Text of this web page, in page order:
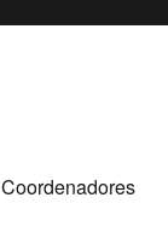
Coordenadores